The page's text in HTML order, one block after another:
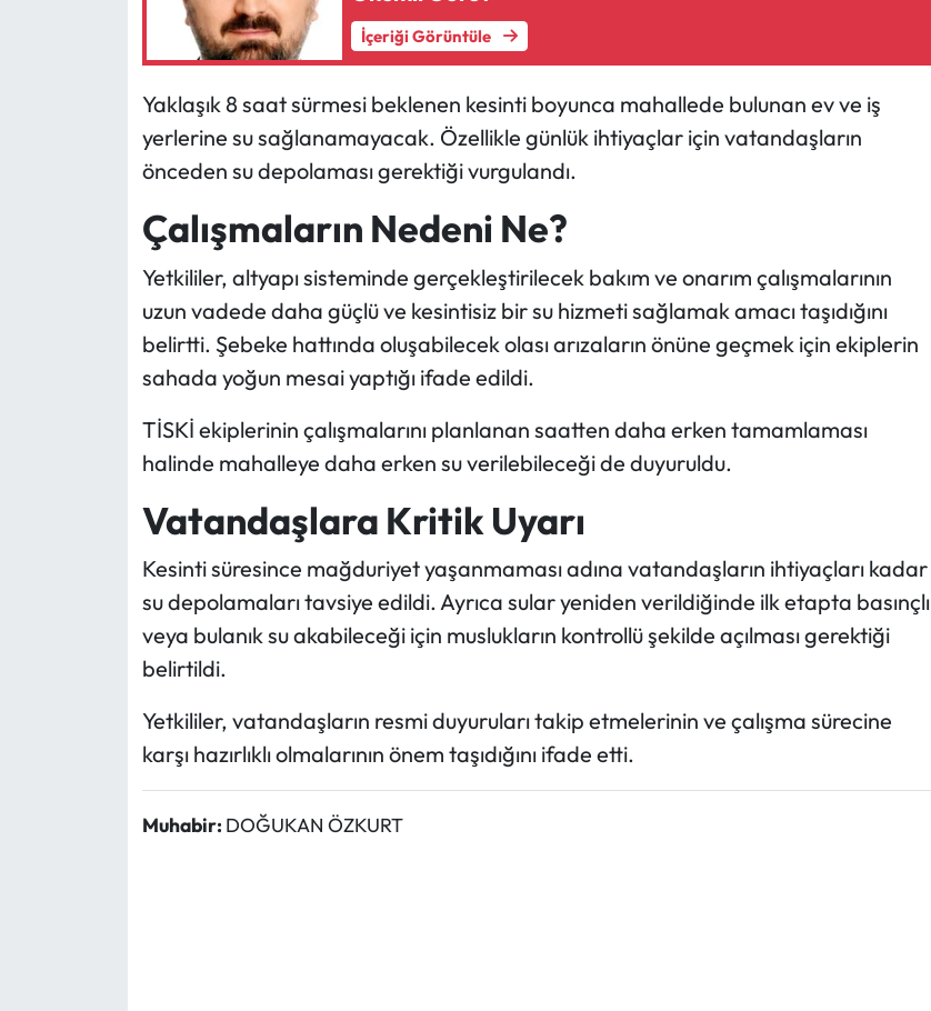
İçeriği Görüntüle
Yaklaşık 8 saat sürmesi beklenen kesinti boyunca mahallede bulunan ev ve iş
yerlerine su sağlanamayacak. Özellikle günlük ihtiyaçlar için vatandaşların
önceden su depolaması gerektiği vurgulandı.
Çalışmaların Nedeni Ne?
Yetkililer, altyapı sisteminde gerçekleştirilecek bakım ve onarım çalışmalarının
uzun vadede daha güçlü ve kesintisiz bir su hizmeti sağlamak amacı taşıdığını
belirtti. Şebeke hattında oluşabilecek olası arızaların önüne geçmek için ekiplerin
sahada yoğun mesai yaptığı ifade edildi.
TİSKİ ekiplerinin çalışmalarını planlanan saatten daha erken tamamlaması
halinde mahalleye daha erken su verilebileceği de duyuruldu.
Vatandaşlara Kritik Uyarı
Kesinti süresince mağduriyet yaşanmaması adına vatandaşların ihtiyaçları kadar
su depolamaları tavsiye edildi. Ayrıca sular yeniden verildiğinde ilk etapta basınçlı
veya bulanık su akabileceği için muslukların kontrollü şekilde açılması gerektiği
belirtildi.
Yetkililer, vatandaşların resmi duyuruları takip etmelerinin ve çalışma sürecine
karşı hazırlıklı olmalarının önem taşıdığını ifade etti.
Muhabir: DOĞUKAN ÖZKURT